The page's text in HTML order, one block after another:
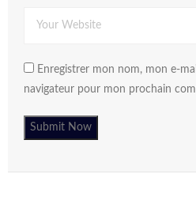
Enregistrer mon nom, mon e-
navigateur pour mon prochain